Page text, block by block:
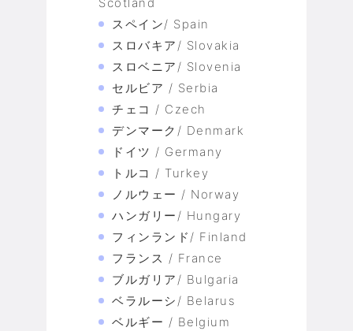
スペイン/ Spain
スロバキア/ Slovakia
スロベニア/ Slovenia
セルビア / Serbia
チェコ / Czech
デンマーク/ Denmark
ドイツ / Germany
トルコ / Turkey
ノルウェー / Norway
ハンガリー/ Hungary
フィンランド/ Finland
フランス / France
ブルガリア/ Bulgaria
ベラルーシ/ Belarus
ベルギー / Belgium